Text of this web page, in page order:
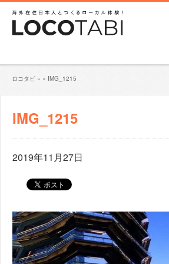
ロコタビ » » IMG_1215
IMG_1215
2019年11月27日